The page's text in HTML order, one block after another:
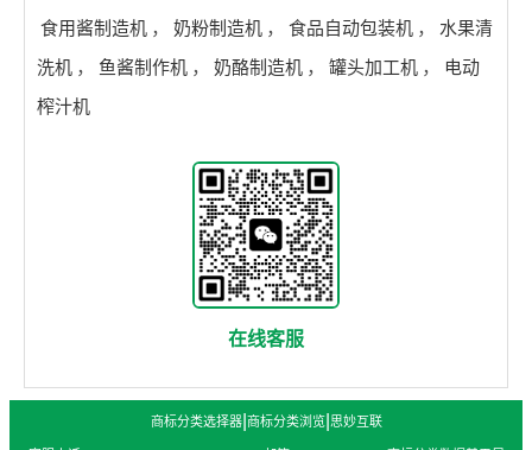
食用酱制造机 ， 奶粉制造机 ， 食品自动包装机 ，
水果清
洗机 ， 鱼酱制作机 ， 奶酪制造机 ， 罐头加工机 ，
电动
榨汁机
在线客服
商标分类选择器| 商标分类浏览| 思妙互联